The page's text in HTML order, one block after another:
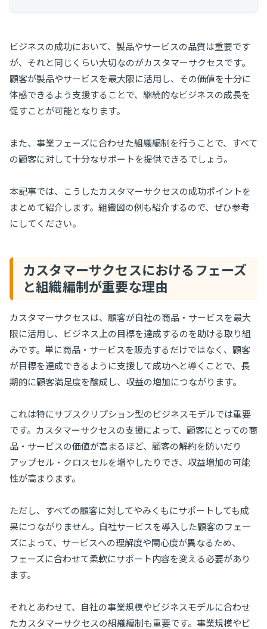
ビジネスの成功において、製品やサービスの品質は重要です
が、それと同じくらい大切なのがカスタマーサクセスです。
顧客が製品やサービスを最大限に活用し、その価値を十分に
体感できるよう支援することで、継続的なビジネスの成長を
促すことが可能となります。
また、事業フェーズに合わせた組織編制を行うことで、すべて
の顧客に対して十分なサポートを提供できるでしょう。
本記事では、こうしたカスタマーサクセスの成功ポイントを
まとめて紹介します。組織図の例も紹介するので、ぜひ参考
にしてください。
カスタマーサクセスにおけるフェーズ
と組織編制が重要な理由
カスタマーサクセスは、顧客が自社の商品・サービスを最大
限に活用し、ビジネス上の目標を達成するのを助ける取り組
みです。単に商品・サービスを販売するだけではなく、顧客
が目標を達成できるように支援して成功へと導くことで、長
期的に顧客満足度を醸成し、収益の増加につながります。
これは特にサブスクリプション型のビジネスモデルでは重要
です。カスタマーサクセスの支援によって、顧客にとっての商
品・サービスの価値が高まるほど、顧客の解約を防いだり
アップセル・クロスセルを増やしたりでき、収益増加の可能
性が高まります。
ただし、すべての顧客に対してやみくもにサポートしても成
果につながりません。自社サービスを導入した顧客のフェー
ズによって、サービスへの理解度や関心度が異なるため、
フェーズに合わせて柔軟にサポート内容を変える必要があり
ます。
それとあわせて、自社の事業規模やビジネスモデルに合わせ
たカスタマーサクセスの組織編制も重要です。事業規模やビ